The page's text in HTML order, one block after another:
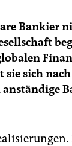
Bankier
sich
anständige